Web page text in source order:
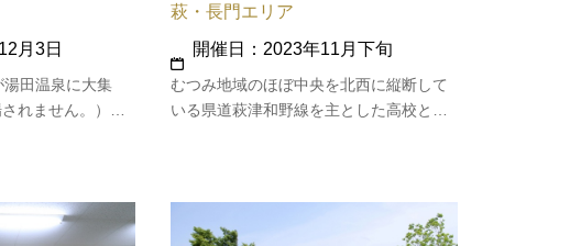
田温泉に大集
れません。）山
田温泉Christmas
贈り物が開…
月3日
むつみ地域のほぼ中央を北西に縦断して
いる県道萩津和野線を主とした高校と一
萩・長門エリア
開催日：2023年11月下旬